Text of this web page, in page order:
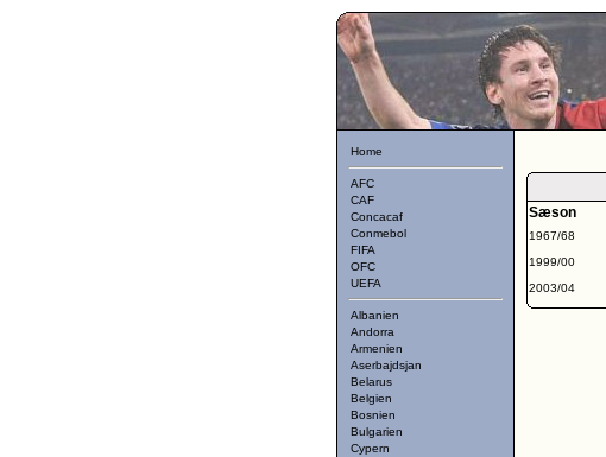
Home
AFC
CAF
Concacaf
Conmebol
FIFA
OFC
UEFA
Albanien
Andorra
Armenien
Aserbajdsjan
Belarus
Belgien
Bosnien
Bulgarien
Cypern
Sæson
1967/68
1999/00
2003/04